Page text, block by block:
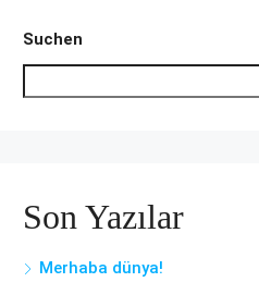
Suchen
Son Yazılar
Merhaba dünya!